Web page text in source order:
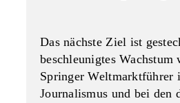
Das nächste Ziel ist
beschleunigtes
Springer Weltmarktführer
Journalismus und bei den